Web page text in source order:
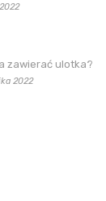
zawierać ulotka?
2022